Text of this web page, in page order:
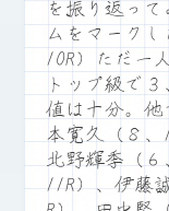
を振り返っ
ムをマークし
10R）ただ一
トップ級で
値は十分。他
本寛久（８、
北野輝季（６
11R）、伊藤